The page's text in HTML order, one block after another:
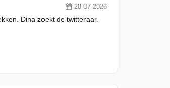
28-07-2026
Dina zoekt de twitteraar.